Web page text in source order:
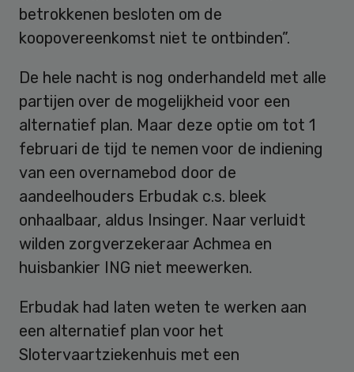
betrokkenen besloten om de
koopovereenkomst niet te ontbinden”.
De hele nacht is nog onderhandeld met alle
partijen over de mogelijkheid voor een
alternatief plan. Maar deze optie om tot 1
februari de tijd te nemen voor de indiening
van een overnamebod door de
aandeelhouders Erbudak c.s. bleek
onhaalbaar, aldus Insinger. Naar verluidt
wilden zorgverzekeraar Achmea en
huisbankier ING niet meewerken.
Erbudak had laten weten te werken aan
een alternatief plan voor het
Slotervaartziekenhuis met een